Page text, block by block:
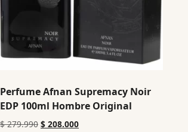
Perfume Afnan Supremacy Noir
EDP 100ml Hombre Original
$279.990 $ 208.000